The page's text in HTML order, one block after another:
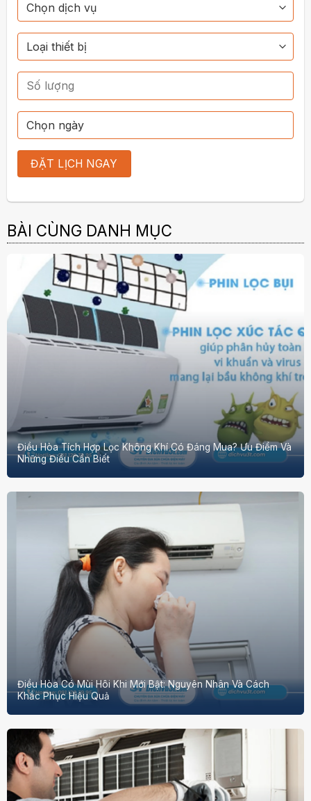
BÀI CÙNG DANH MỤC
Điều Hòa Tích Hợp Lọc Không Khí Có Đáng Mua? Ưu Điểm Và
Những Điều Cần Biết
Điều Hòa Có Mùi Hôi Khi Mới Bật: Nguyên Nhân Và Cách
Khắc Phục Hiệu Quả